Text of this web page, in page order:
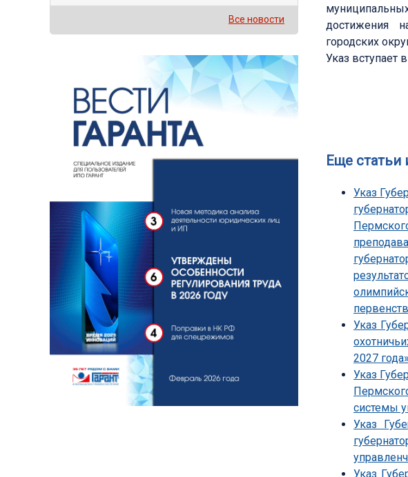
достижения
городских
Указ вступает
Еще статьи
Указ
Указ
2027 года»
Указ
системы
Указ
Указ
Все новости